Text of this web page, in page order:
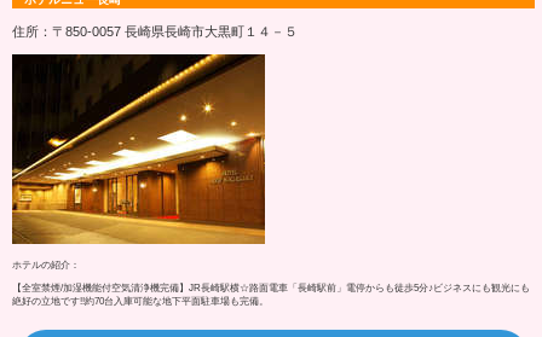
住所：〒850-0057 長崎県長崎市大黒町１４－５
ホテルの紹介：
【全室禁煙/加湿機能付空気清浄機完備】JR長崎駅横☆路面電車「長崎駅前」電停からも徒歩5分♪ビジネスにも観光にも
絶好の立地です!!約70台入庫可能な地下平面駐車場も完備。